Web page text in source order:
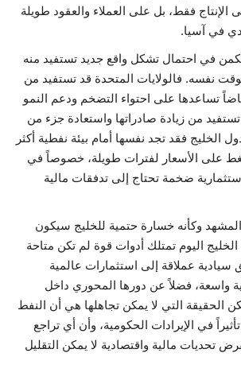
فقط، بل على العملاء والعقود طويلة
في آسيا.
تكمن في احتمال تشكل واقع جديد تستفيد منه
نفسه. فالولايات المتحدة قد تستفيد من
تساعدها على احتواء التضخم ودعم النمو
من زيادة صادراتها واستعادة جزء من
الخليج فقد تجد نفسها أمام بيئة نفطية أكثر
على الأسعار لفترات طويلة، خصوصاً في
ضخمة تحتاج إلى تدفقات مالية
وكأنه خسارة حتمية للخليج سيكون
اليوم تمتلك أدوات قوة لم تكن متاحة
عملاقة إلى استثمارات عالمية
واسعة، فضلاً عن دورها المحوري داخل
الحقيقة التي لا يمكن تجاهلها هي أن النفط
في الإيرادات الحكومية، وأن أي تراجع
تحديات مالية واقتصادية لا يمكن التقليل